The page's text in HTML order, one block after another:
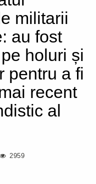
militarii
au fost
holuri și
pentru a fi
recent
al
2959